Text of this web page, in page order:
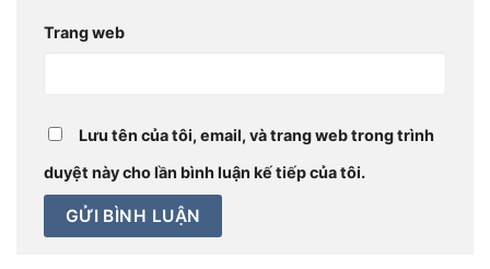
Trang web
Lưu tên của tôi, email, và trang web trong trình
duyệt này cho lần bình luận kế tiếp của tôi.